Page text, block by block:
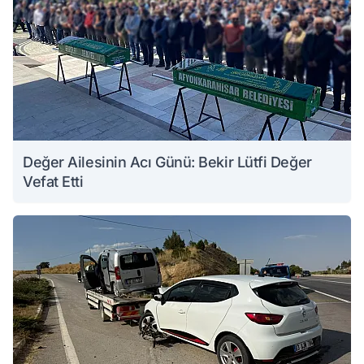
Değer Ailesinin Acı Günü: Bekir Lütfi Değer
Vefat Etti